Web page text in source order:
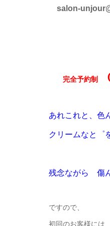
salon-
完全予約制
あれこれと、色
クリームなと゜
残念ながら 傷
ですので、
初回のお客様には